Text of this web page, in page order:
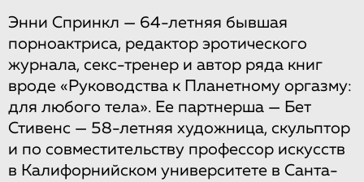
Энни Спринкл — 64-летняя бывшая
порноактриса, редактор эротического
журнала, секс-тренер и автор ряда книг
вроде «Руководства к Планетному оргазму:
для любого тела». Ее партнерша — Бет
Стивенс — 58-летняя художница, скульптор
и по совместительству профессор искусств
в Калифорнийском университете в Санта-